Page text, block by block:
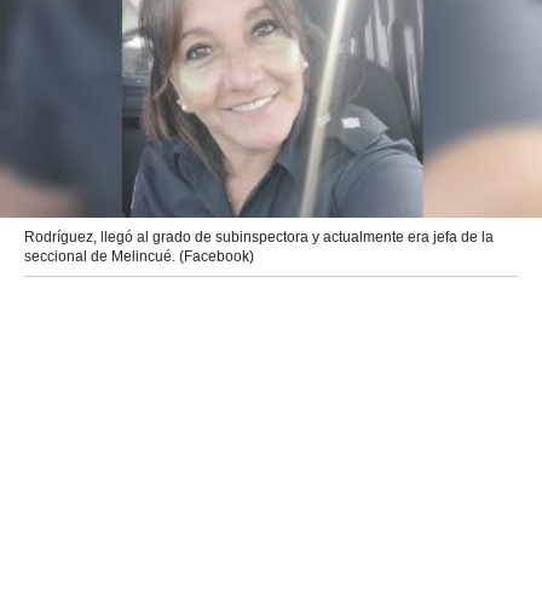
Rodríguez, llegó al grado de subinspectora y actualmente era jefa de la
seccional de Melincué. (Facebook)